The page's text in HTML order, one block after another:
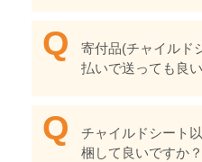
寄付品(チャイルド
払いで送っても良
チャイルドシート
梱して良いですか？